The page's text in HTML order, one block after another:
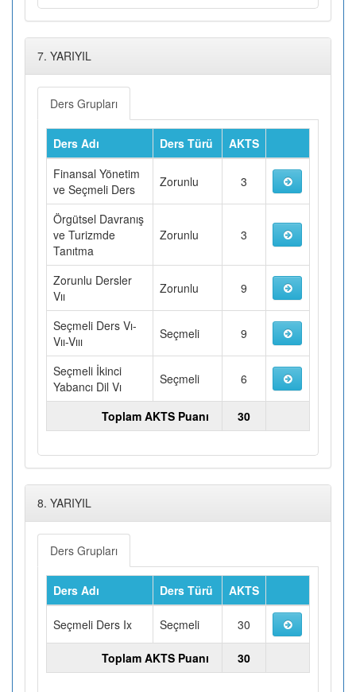
7. YARIYIL
Ders Grupları
Ders Adı Ders Türü
AKTS
Finansal Yönetim
ve Seçmeli Ders
Zorunlu 3
Örgütsel Davranış
ve Turizmde
Tanıtma
Zorunlu 3
Zorunlu Dersler
Vıı
Zorunlu 9
Seçmeli Ders Vı-
Vıı-Vııı
Seçmeli 9
Seçmeli İkinci
Yabancı Dil Vı
Seçmeli 6
Toplam AKTS Puanı 30
8. YARIYIL
Ders Grupları
Ders Adı Ders Türü AKTS
Seçmeli Ders Ix Seçmeli 30
Toplam AKTS Puanı 30